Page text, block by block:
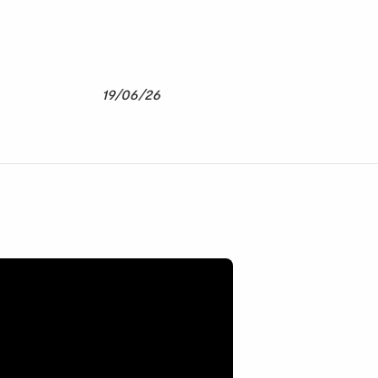
19/06/26